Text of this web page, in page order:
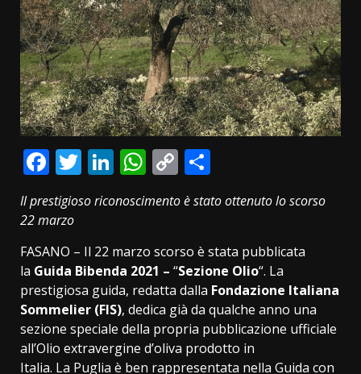
Facebook
Twitter
LinkedIn
WhatsApp
Copy
Link
Il prestigioso riconoscimento è stato ottenuto lo scorso
22 marzo
FASANO – Il 22 marzo scorso è stata pubblicata
la Guida Bibenda 2021 – “Sezione Olio“. La
prestigiosa guida, redatta dalla Fondazione Italiana
Sommelier (FIS), dedica già da qualche anno una
sezione speciale della propria pubblicazione ufficiale
all’Olio extravergine d’oliva prodotto in
Italia. La Puglia è ben rappresentata nella Guida con